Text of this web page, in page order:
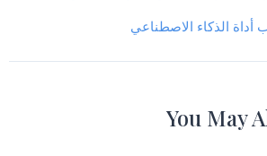
أداة الذكاء الاصطناعي
You May